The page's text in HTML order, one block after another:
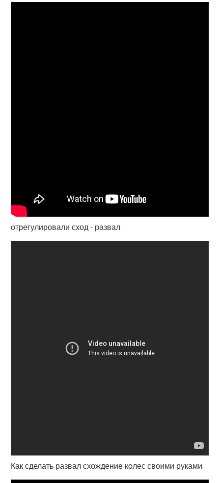
отрегулировали сход - развал
Как сделать развал схождение колес своими руками